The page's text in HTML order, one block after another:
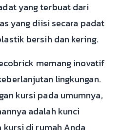
yang terbuat dari
yang diisi secara padat
bersih dan kering.
memang inovatif
lingkungan.
kursi pada umumnya,
adalah kunci
kursi di rumah Anda